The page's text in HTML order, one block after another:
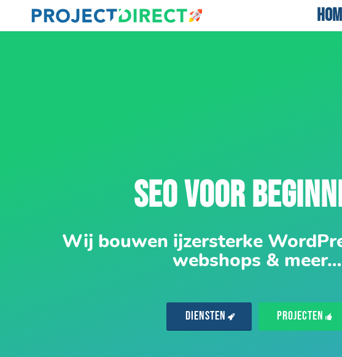
SEO VOOR
Wij bouwen ijzersterke
webshops & meer…
Diensten Projecten